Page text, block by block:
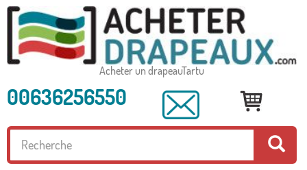
Acheter un drapeauTartu
00636256550